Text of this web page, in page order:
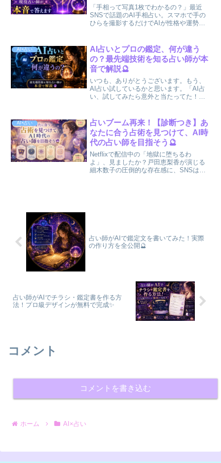
「手相って写真1枚でわかるの？」最近
SNSで話題のAI手相占い。スマホで手の
ひらを撮影するだけでAIが性格や運勢を
が実際に試してみました🤩良かった点
も、「これは違うん...
AI×占い
AI占いとプロの鑑定、何が違う
の？最先端技術を知る占い師が本
音で解説🔮
いつも、ありがとうございます。もう、
AI占い試しているかと思います。「AI占
い、試してみたら意外と当たってた！」
進化によって、占いの世界にも大きな変
化が訪れて...
AI×占い
占いブーム再来！【診断つき】あ
なたに合う占術を見つけて、AI時
代の占い師を目指そう🔮
Netflixで配信中の「地獄に堕ちるわ
よ」、見ましたか？戸田恵梨香が演じる
細木数子の圧倒的な存在感に、SNSは大
占い師がAIで鑑定文を書いてみた！実際
の作り方を全公開🔮
占い師がAIでチラシ・鑑定書を作る方
法！プロ級デザインが無料で完成✨
コメント
コメントを書き込む
ホーム AI×占い